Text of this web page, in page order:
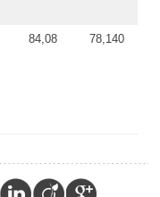
84,08 78,140